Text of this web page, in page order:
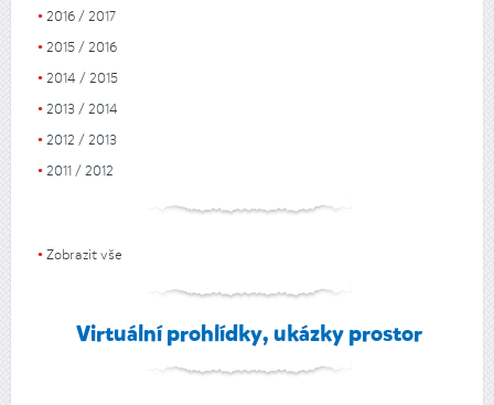
2016 / 2017
2015 / 2016
2014 / 2015
2013 / 2014
2012 / 2013
2011 / 2012
Zobrazit vše
Virtuální prohlídky, ukázky prostor